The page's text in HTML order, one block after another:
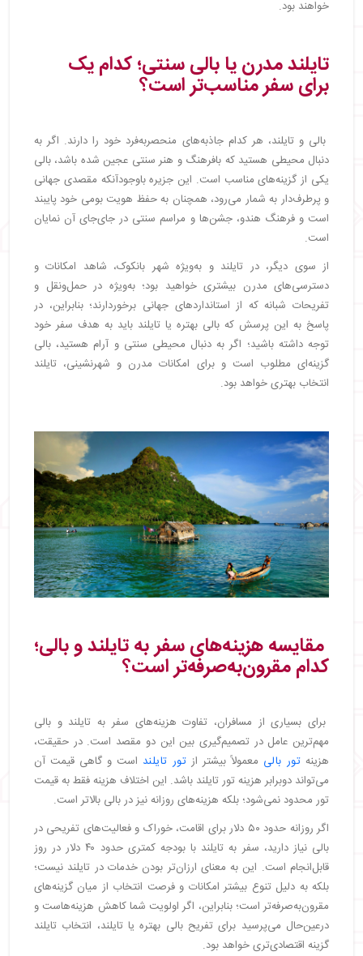
خواهند بود.
تایلند مدرن یا بالی سنتی؛ کدام یک
برای سفر مناسب‌تر است؟
بالی و تایلند، هر کدام جاذبه‌های منحصربه‌فرد خود را دارند. اگر به
دنبال محیطی هستید که بافرهنگ و هنر سنتی عجین شده باشد، بالی
یکی از گزینه‌های مناسب است. این جزیره باوجودآنکه مقصدی جهانی
و پرطرف‌دار به شمار می‌رود، همچنان به حفظ هویت بومی خود پایبند
است و فرهنگ هندو، جشن‌ها و مراسم سنتی در جای‌جای آن نمایان
است.
از سوی دیگر، در تایلند و به‌ویژه شهر بانکوک، شاهد امکانات و
دسترسی‌های مدرن بیشتری خواهید بود؛ به‌ویژه در حمل‌ونقل و
تفریحات شبانه که از استانداردهای جهانی برخوردارند؛ بنابراین، در
پاسخ به این پرسش که بالی بهتره یا تایلند باید به هدف سفر خود
توجه داشته باشید؛ اگر به دنبال محیطی سنتی و آرام هستید، بالی
گزینه‌ای مطلوب است و برای امکانات مدرن و شهرنشینی، تایلند
انتخاب بهتری خواهد بود.
مقایسه هزینه‌های سفر به تایلند و بالی؛
کدام مقرون‌به‌صرفه‌تر است؟
برای بسیاری از مسافران، تفاوت هزینه‌های سفر به تایلند و بالی
مهم‌ترین عامل در تصمیم‌گیری بین این دو مقصد است. در حقیقت،
هزینه تور بالی معمولاً بیشتر ازتور تایلند است و گاهی قیمت آن
می‌تواند دوبرابر هزینه تور تایلند باشد. این اختلاف هزینه فقط به قیمت
تور محدود نمی‌شود؛ بلکه هزینه‌های روزانه نیز در بالی بالاتر است.
اگر روزانه حدود ۵۰ دلار برای اقامت، خوراک و فعالیت‌های تفریحی در
بالی نیاز دارید، سفر به تایلند با بودجه کمتری حدود ۴۰ دلار در روز
قابل‌انجام است. این به معنای ارزان‌تر بودن خدمات در تایلند نیست؛
بلکه به دلیل تنوع بیشتر امکانات و فرصت انتخاب از میان گزینه‌های
مقرون‌به‌صرفه‌تر است؛ بنابراین، اگر اولویت شما کاهش هزینه‌هاست و
درعین‌حال می‌پرسید برای تفریح بالی بهتره یا تایلند، انتخاب تایلند
گزینه اقتصادی‌تری خواهد بود.